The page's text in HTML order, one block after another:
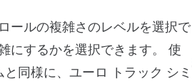
ールの複雑さのレベルを選択で
にするかを選択できます。 使
同様に、ユーロ トラック シミ